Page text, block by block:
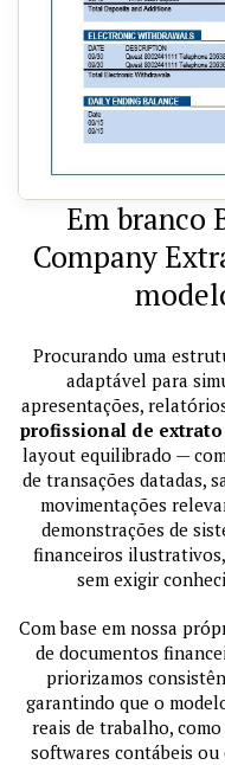
Em branco
Company
Procurando uma
adaptável para
apresentações,
profissional de
layout equilibrado —
de transações datadas,
movimentações
demonstrações de
financeiros
sem exigir
Com base em nossa
de documentos
priorizamos
garantindo que o
reais de trabalho,
softwares contábeis ou